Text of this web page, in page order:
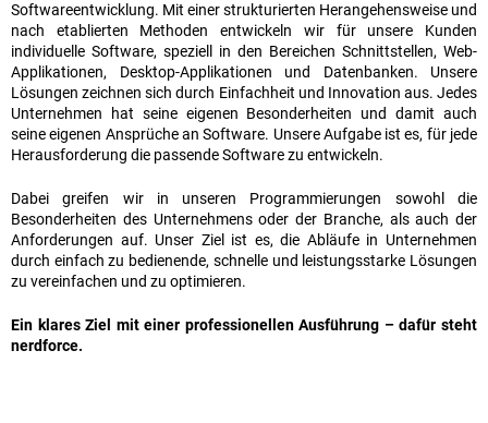
Softwareentwicklung. Mit einer strukturierten Herangehensweise und
nach etablierten Methoden entwickeln wir für unsere Kunden
individuelle Software, speziell in den Bereichen Schnittstellen, Web-
Applikationen, Desktop-Applikationen und Datenbanken. Unsere
Lösungen zeichnen sich durch Einfachheit und Innovation aus. Jedes
Unternehmen hat seine eigenen Besonderheiten und damit auch
seine eigenen Ansprüche an Software. Unsere Aufgabe ist es, für jede
Herausforderung die passende Software zu entwickeln.
Dabei greifen wir in unseren Programmierungen sowohl die
Besonderheiten des Unternehmens oder der Branche, als auch der
Anforderungen auf. Unser Ziel ist es, die Abläufe in Unternehmen
durch einfach zu bedienende, schnelle und leistungsstarke Lösungen
zu vereinfachen und zu optimieren.
Ein klares Ziel mit einer professionellen Ausführung – dafür steht
nerdforce.